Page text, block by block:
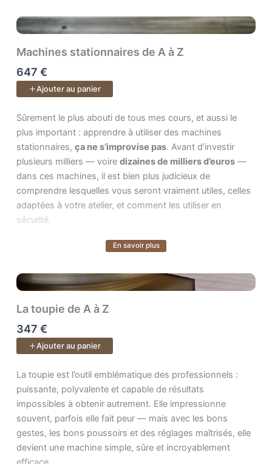
➜ et surtout pourquoi chaque geste compte.
surtout
jusqu’au bout et d’avoir retrouvé confiance dans ton
Un pas à pas de20 vidéos.
Machines stationnaires de A à Z
647 €
Ajouter au panier
Sûrement le plus abouti de tous mes cours, et aussi le plus
Sûrement le plus abouti de tous mes cours, et aussi le
plus important : apprendre à utiliser des machines
stationnaires,ça ne s’improvise pas. Avant d’investir
plusieurs milliers — voiredizaines de milliers d’euros —
dans ces machines, il est bien plus judicieux de
comprendre lesquelles vous seront vraiment utiles, celles
adaptées à votre atelier, et comment les utiliser en
sécurité.
approche amateur, la rigueur des résultats d’un
professionnel, et la clarté nécessaire pour faire les bons
choix d’équipement.
À travers 74 leçons progressives, vous apprenez :
immédiatement,
lesréglages essentiels pour des usinages nets
et réguliers,
lesgestes sûrs, les bonnes postures et l’usage
des accessoires,
comment réussir vospremiers usinagessur
En savoir plus
La toupie de A à Z
347 €
Ajouter au panier
La toupie est l’outil emblématique des professionnels :
La toupie est l’outil emblématique des professionnels :
puissante, polyvalente et capable de résultats
impossibles à obtenir autrement. Elle impressionne
souvent, parfois elle fait peur — mais avec les bons
gestes, les bons poussoirs et des réglages maîtrisés, elle
devient une machine simple, sûre et incroyablement